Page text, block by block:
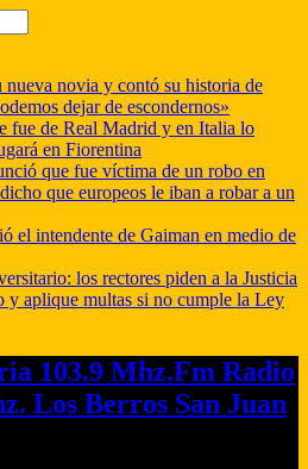
nueva novia y contó su historia de
dejar de escondernos»
fue de Real Madrid y en Italia lo
en Fiorentina
que fue víctima de un robo en
que europeos le iban a robar a un
el intendente de Gaiman en medio de
los rectores piden a la Justicia
y aplique multas si no cumple la Ley
Fm Radio
Los Berros San Juan